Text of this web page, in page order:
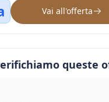
Vai all'offerta
queste